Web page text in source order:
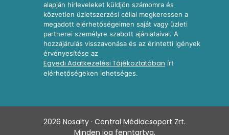
alapján hírleveleket küldjön számomra és
közvetlen üzletszerzési céllal megkeressen a
megadott elérhetőségeimen saját vagy üzleti
partnerei személyre szabott ajánlataival. A
hozzájárulás visszavonása és az érintetti igények
érvényesítése az
Egyedi Adatkezelési Tájékoztatóban írt
elérhetőségeken lehetséges.
2026 Nosalty · Central Médiacsoport Zrt.
Minden jog fenntartva.